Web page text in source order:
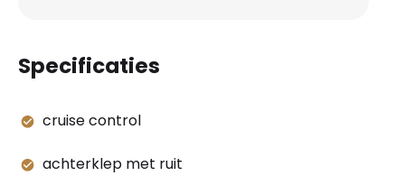
Specificaties
cruise control
achterklep met ruit